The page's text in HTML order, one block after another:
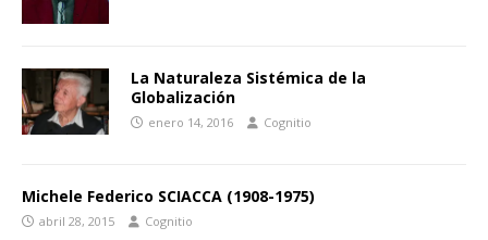
La Naturaleza Sistémica de la
Globalización
enero 14, 2016 Cognitio
Michele Federico SCIACCA (1908-1975)
abril 28, 2015 Cognitio